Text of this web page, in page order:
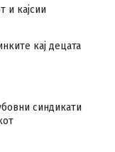
и кајсии
кај децата
синдикати